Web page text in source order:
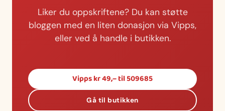
Liker du oppskriftene? Du kan støtte
bloggen med en liten donasjon via Vipps,
eller ved å handle i butikken.
Vipps kr 49,– til 509685
Gå til butikken